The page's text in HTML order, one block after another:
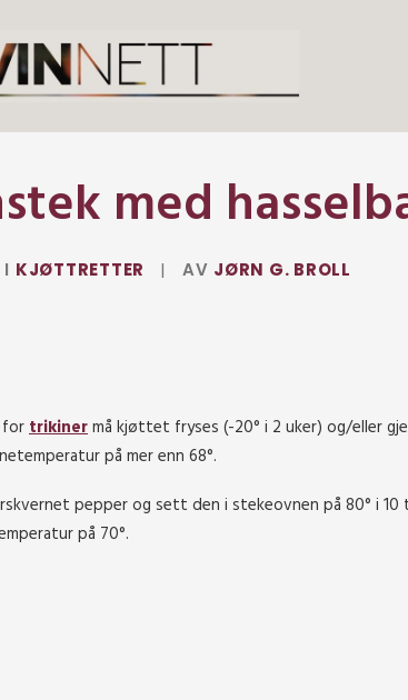
med
I KJØTTRETTER | AV JØRN G. BROLL
fortrikinermå kjøttet fryses (-20° i 2 uker) og/eller
på mer enn 68°.
pepper og sett den i stekeovnen på 80° i 10
på 70°.